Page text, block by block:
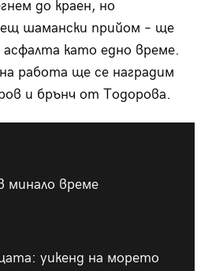
до краен, но
шамански прийом – ще
асфалта като едно време.
работа ще се наградим
и брънч от Тодорова.
минало време
уикенд на морето